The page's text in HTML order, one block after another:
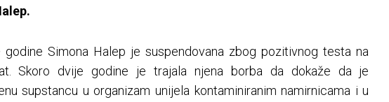
godine Simona Halep je suspendovana zbog pozitivnog testa na
Skoro dvije godine je trajala njena borba da dokaže da je
supstancu u organizam unijela kontaminiranim namirnicama i u